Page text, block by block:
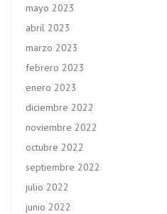
mayo 2023
abril 2023
marzo 2023
febrero 2023
enero 2023
diciembre 2022
noviembre 2022
octubre 2022
septiembre 2022
julio 2022
junio 2022